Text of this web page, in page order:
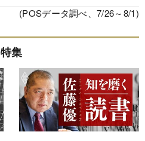
(POSデータ調べ、7/26～8/1)
特集